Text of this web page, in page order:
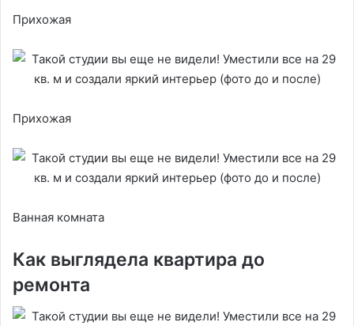
Прихожая
Прихожая
Ванная комната
Как выглядела квартира до
ремонта